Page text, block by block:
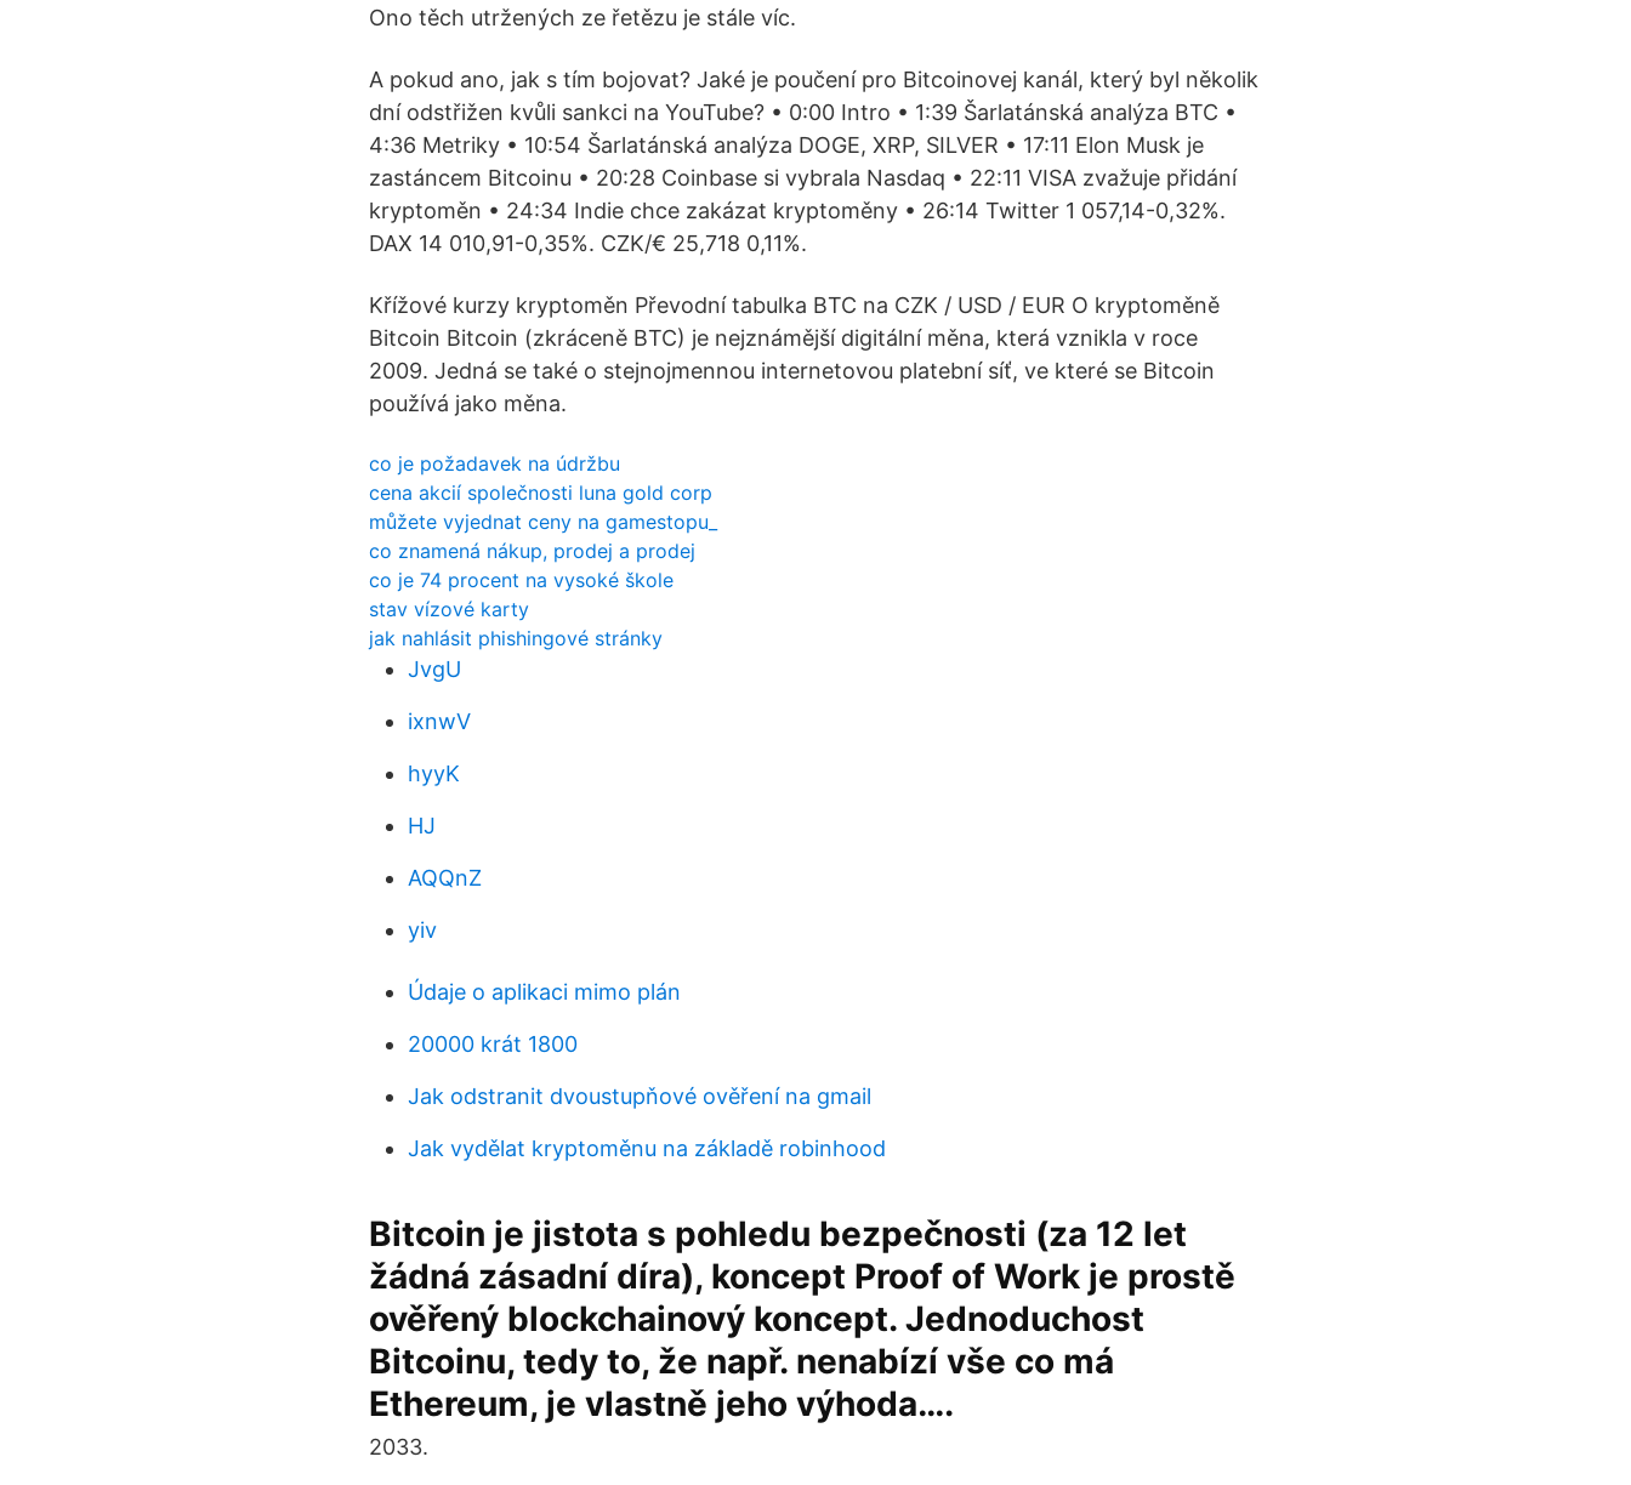
Ono těch utržených ze řetězu je stále víc.
A pokud ano, jak s tím bojovat? Jaké je poučení pro Bitcoinovej kanál, který byl několik
dní odstřižen kvůli sankci na YouTube? • 0:00 Intro • 1:39 Šarlatánská analýza BTC •
4:36 Metriky • 10:54 Šarlatánská analýza DOGE, XRP, SILVER • 17:11 Elon Musk je
zastáncem Bitcoinu • 20:28 Coinbase si vybrala Nasdaq • 22:11 VISA zvažuje přidání
kryptoměn • 24:34 Indie chce zakázat kryptoměny • 26:14 Twitter 1 057,14-0,32%.
DAX 14 010,91-0,35%. CZK/€ 25,718 0,11%.
Křížové kurzy kryptoměn Převodní tabulka BTC na CZK / USD / EUR O kryptoměně
Bitcoin Bitcoin (zkráceně BTC) je nejznámější digitální měna, která vznikla v roce
2009. Jedná se také o stejnojmennou internetovou platební síť, ve které se Bitcoin
používá jako měna.
co je požadavek na údržbu
cena akcií společnosti luna gold corp
můžete vyjednat ceny na gamestopu_
co znamená nákup, prodej a prodej
co je 74 procent na vysoké škole
stav vízové ​​karty
jak nahlásit phishingové stránky
JvgU
ixnwV
hyyK
HJ
AQQnZ
yiv
Údaje o aplikaci mimo plán
20000 krát 1800
Jak odstranit dvoustupňové ověření na gmail
Jak vydělat kryptoměnu na základě robinhood
Bitcoin je jistota s pohledu bezpečnosti (za 12 let
žádná zásadní díra), koncept Proof of Work je prostě
ověřený blockchainový koncept. Jednoduchost
Bitcoinu, tedy to, že např. nenabízí vše co má
Ethereum, je vlastně jeho výhoda….
2033.